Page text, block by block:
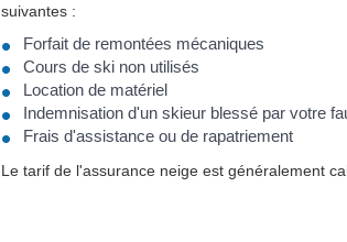
suivantes :
Forfait de remontées mécaniques
Cours de ski non utilisés
Location de matériel
Indemnisation d'un skieur blessé par votre
Frais d'assistance ou de rapatriement
Le tarif de l'assurance neige est généralement